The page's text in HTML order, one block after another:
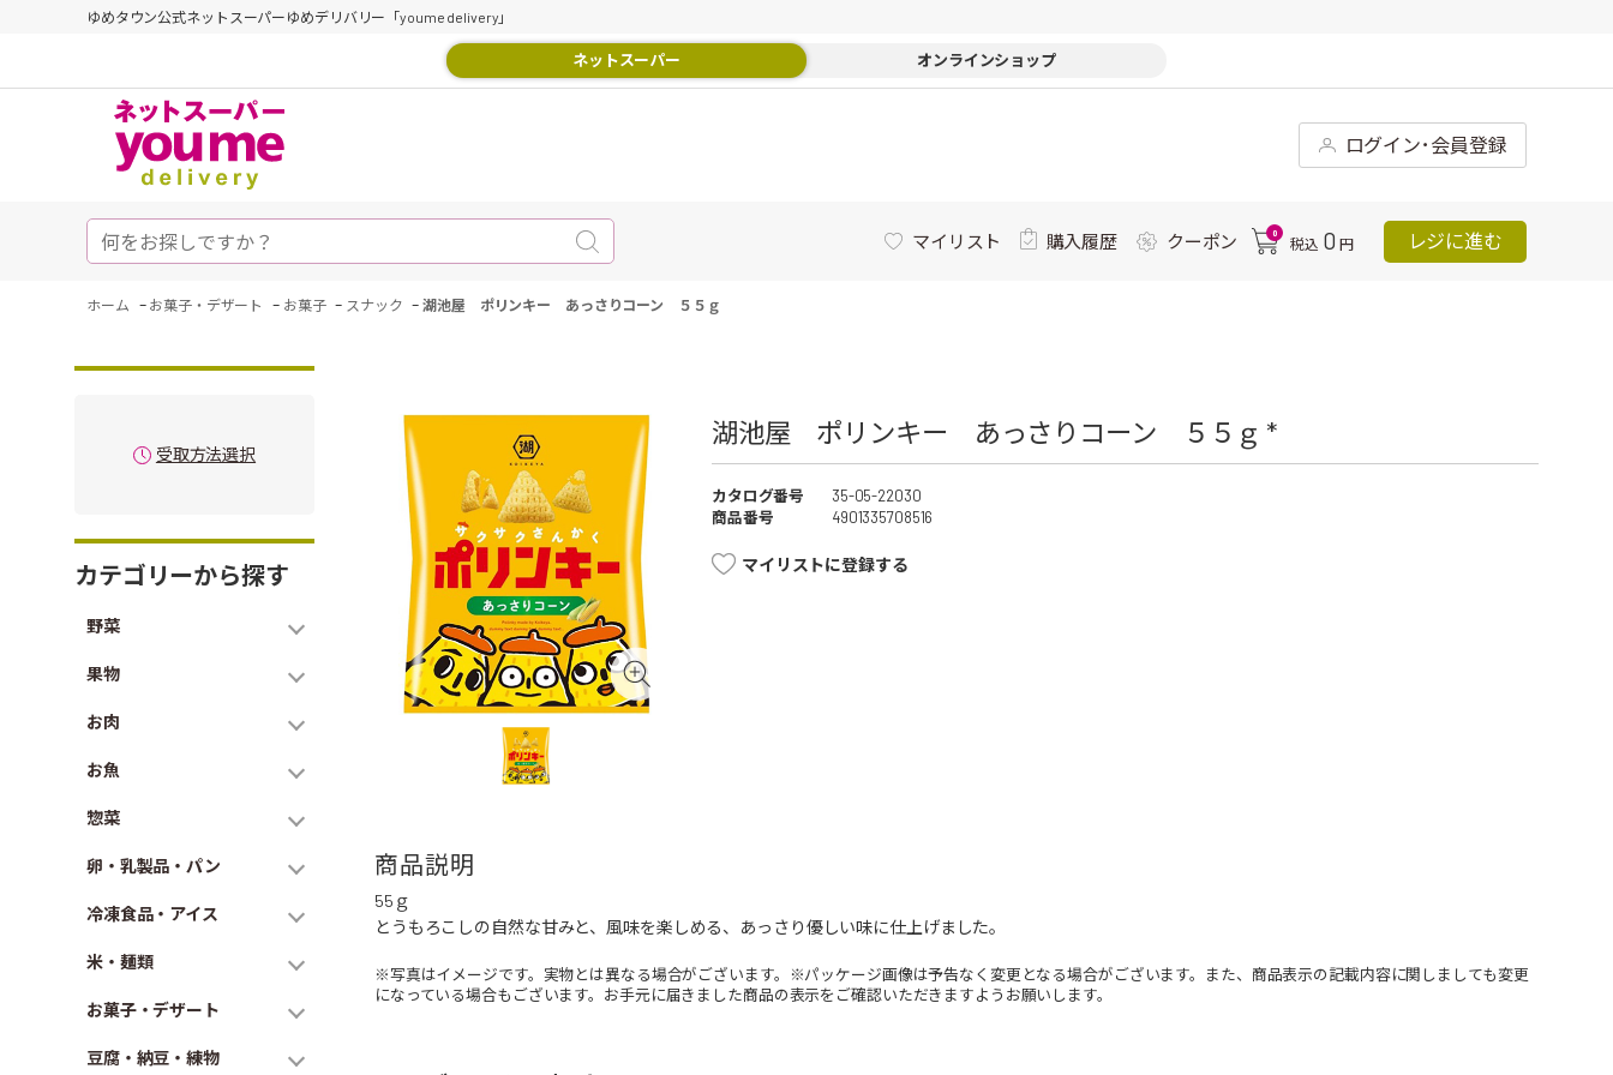
ゆめタウン公式ネットスーパーゆめデリバリー「youme delivery」
ネットスーパー オンラインショップ
ログイン･会員登録
マイリスト 購入履歴 クーポン 0
税込 0 円 レジに進む
ホーム - お菓子・デザート - お菓子 - スナック -湖池屋 ポリンキー あっさりコーン ５５ｇ
受取方法選択
カテゴリーから探す
野菜
果物
お肉
お魚
惣菜
卵・乳製品・パン
冷凍食品・アイス
米・麺類
お菓子・デザート
豆腐・納豆・練物
湖池屋 ポリンキー あっさりコーン ５５ｇ *
カタログ番号
35-05-22030
商品番号
4901335708516
マイリストに登録する
商品説明
55ｇ
とうもろこしの自然な甘みと、風味を楽しめる、あっさり優しい味に仕上げました。
※写真はイメージです。実物とは異なる場合がございます。※パッケージ画像は予告なく変更となる場合がございます。また、商品表示の記載内容に関しましても変更
になっている場合もございます。お手元に届きました商品の表示をご確認いただきますようお願いします。